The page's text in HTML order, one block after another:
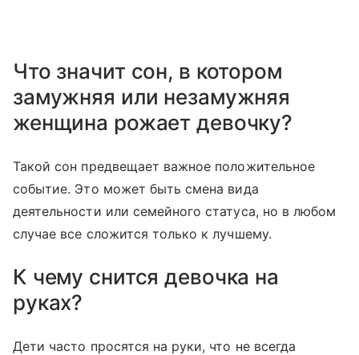
Что значит сон, в котором
замужняя или незамужняя
женщина рожает девочку?
Такой сон предвещает важное положительное
событие. Это может быть смена вида
деятельности или семейного статуса, но в любом
случае все сложится только к лучшему.
К чему снится девочка на
руках?
Дети часто просятся на руки, что не всегда